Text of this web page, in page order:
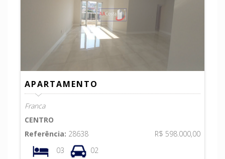
APARTAMENTO
Franca
CENTRO
Referência: 28638
R$ 598.000,00
03
02